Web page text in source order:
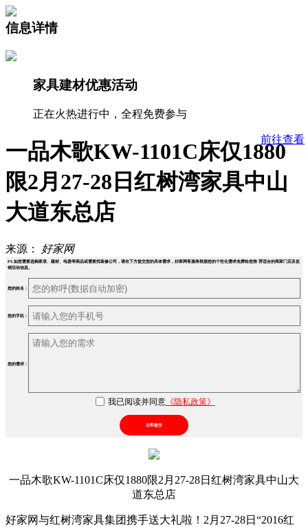
信息详情
家具建材优惠活动
正在火热进行中，全程免费参与
前往查看
一品木歌KW-1101C床仅1880
限2月27-28日红树湾家具中山
大道东总店
来源： 好家网
PS.如您需要选购家居、建材、电器等商品或需要找装修公司，请在下方提交您的具体需求，好家网客服将根据您的个性化需求免费给您推 荐适合的商家门店及促
销活动信息。
您的姓名：
您的手机：
您的需求：
我已阅读并同意《隐私政策》
立即提交
一品木歌KW-1101C床仅1880限2月27-28日红树湾家具中山大
道东总店
好家网与红树湾家具集团携手送大礼啦！2月27-28日“2016红